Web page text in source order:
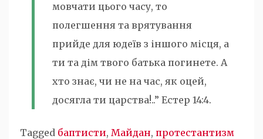
мовчати цього часу, то
полегшення та врятування
прийде для юдеїв з іншого місця, а
ти та дім твого батька погинете. А
хто знає, чи не на час, як оцей,
досягла ти царства!..” Естер 14:4.
Tagged баптисти, Майдан, протестантизм